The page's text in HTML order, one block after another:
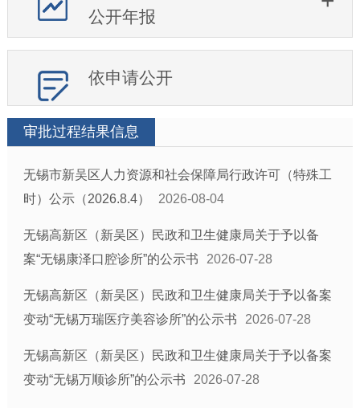
公开年报
依申请公开
审批过程结果信息
无锡市新吴区人力资源和社会保障局行政许可（特殊工
时）公示（2026.8.4）
2026-08-04
无锡高新区（新吴区）民政和卫生健康局关于予以备
案“无锡康泽口腔诊所”的公示书
2026-07-28
无锡高新区（新吴区）民政和卫生健康局关于予以备案
变动“无锡万瑞医疗美容诊所”的公示书
2026-07-28
无锡高新区（新吴区）民政和卫生健康局关于予以备案
变动“无锡万顺诊所”的公示书
2026-07-28